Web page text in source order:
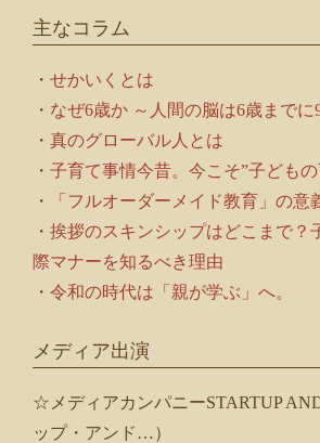
コ
ム
主なコラム
・ せかいくとは
・ なぜ6歳か ～人間の脳は6歳までに
・ 真のグローバル人とは
・ 子育て事情今昔。今こそ”子ども
・
「フルオーダーメイド教育」の意
・ 挨拶のスキンシップはどこまで？
際マナーを知るべき理由
・ 令和の時代は「親が学ぶ」へ。
メディア出演
☆メディアカンパニーSTARTUP
ップ・アンド…）